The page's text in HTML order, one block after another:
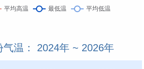
气温： 2024年 ~ 2026年